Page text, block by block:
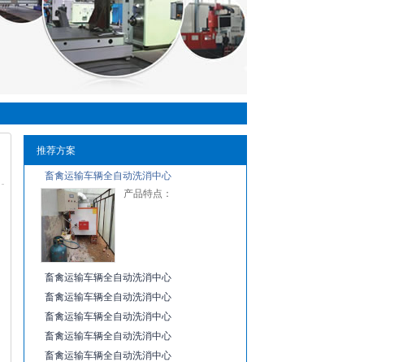
推荐方案
畜禽运输车辆全自动洗消中心
产品特点：
畜禽运输车辆全自动洗消中心
畜禽运输车辆全自动洗消中心
畜禽运输车辆全自动洗消中心
畜禽运输车辆全自动洗消中心
畜禽运输车辆全自动洗消中心